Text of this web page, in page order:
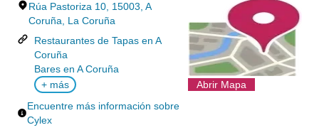
Rúa Pastoriza 10, 15003, A
Coruña, La Coruña
Restaurantes de Tapas en A
Coruña
Bares en A Coruña
+ más
Encuentre más información sobre
Cylex
Abrir Mapa